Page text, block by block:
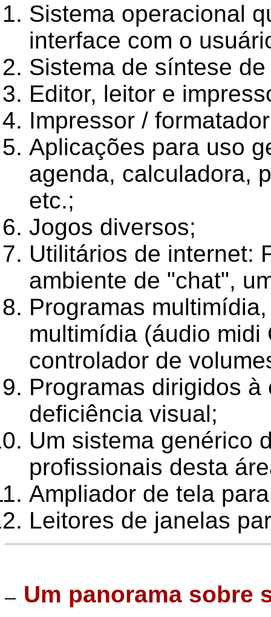
Sistema operacional
interface com o
Sistema de síntese
Editor, leitor e
Impressor /
Aplicações para uso
agenda, calculadora,
etc.;
Jogos diversos;
Utilitários de internet:
ambiente de "chat",
Programas
multimídia (áudio midi
controlador de
Programas dirigidos
deficiência visual;
Um sistema genérico
profissionais desta
Ampliador de tela
Leitores de janelas
Um panorama sobre